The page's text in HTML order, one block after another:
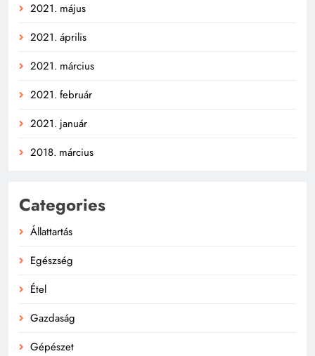
2021. május
2021. április
2021. március
2021. február
2021. január
2018. március
Categories
Állattartás
Egészség
Étel
Gazdaság
Gépészet